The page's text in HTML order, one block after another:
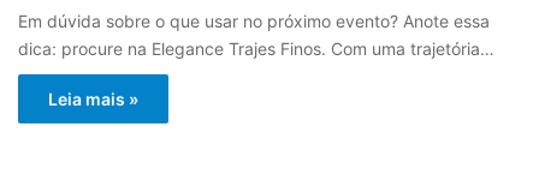
Em dúvida sobre o que usar no próximo evento? Anote essa
dica: procure na Elegance Trajes Finos. Com uma trajetória…
Leia mais »